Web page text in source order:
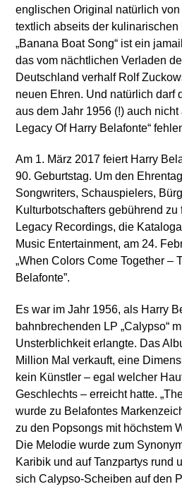
englischen Original natürlich
textlich abseits der
„Banana Boat Song“ ist ein
das vom nächtlichen Verladen
Deutschland verhalf Rolf
neuen Ehren. Und natürlich darf
aus dem Jahr 1956 (!) auch nicht
Legacy Of Harry Belafonte“
Am 1. März 2017 feiert Harry
90. Geburtstag. Um den
Songwriters, Schauspielers,
Kulturbotschafters gebührend
Legacy Recordings, die
Music Entertainment, am 24.
„When Colors Come Together –
Belafonte”.
Es war im Jahr 1956, als Harry
bahnbrechenden LP „Calypso“
Unsterblichkeit erlangte. Das
Million Mal verkauft, eine
kein Künstler – egal welcher
Geschlechts – erreicht hatte.
wurde zu Belafontes
zu den Popsongs mit höchstem
Die Melodie wurde zum
Karibik und auf Tanzpartys rund
sich Calypso-Scheiben auf den